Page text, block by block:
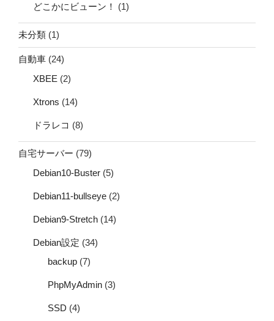
どこかにビューン！ (1)
未分類 (1)
自動車 (24)
XBEE (2)
Xtrons (14)
ドラレコ (8)
自宅サーバー (79)
Debian10-Buster (5)
Debian11-bullseye (2)
Debian9-Stretch (14)
Debian設定 (34)
backup (7)
PhpMyAdmin (3)
SSD (4)